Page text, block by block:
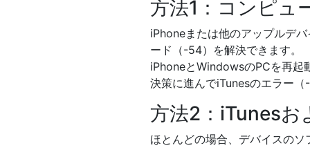
方法1：コンピュ
iPhoneまたは他のアップルデ
ード（-54）を解決できます。
iPhoneとWindowsのPCを再起
決策に進んでiTunesのエラー
方法2：iTunesお
ほとんどの場合、デバイスの